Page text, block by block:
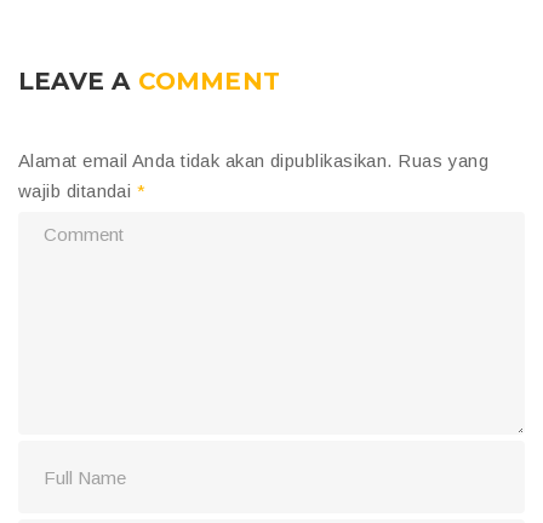
LEAVE A COMMENT
Alamat email Anda tidak akan dipublikasikan. Ruas yang
wajib ditandai *